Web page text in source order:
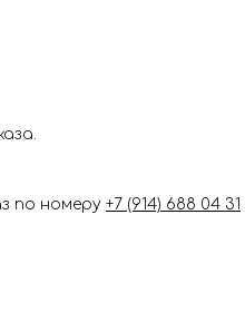
по номеру +7 (914) 688 04 31